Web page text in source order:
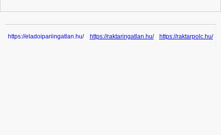
https://eladoipariingatlan.hu/ https://raktaringatlan.hu/ https://raktarpolc.hu/